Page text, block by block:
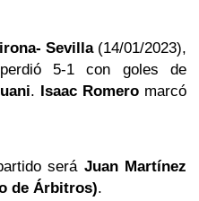
Sevilla (14/01/2023),
perdió 5-1 con goles de
. Isaac Romero marcó
será Juan Martínez
de Árbitros).